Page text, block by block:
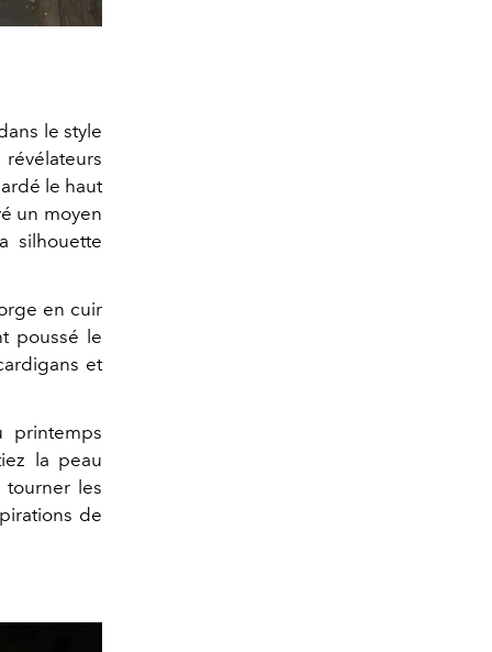
le style
le haut
un moyen
silhouette
en cuir
poussé le
et
printemps
la peau
les
de